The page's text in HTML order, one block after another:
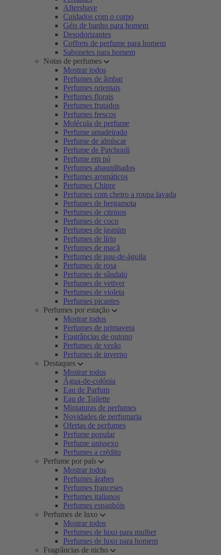
Aftershave
Cuidados com o corpo
Géis de banho para homem
Desodorizantes
Coffrets de perfume para homem
Sabonetes para homem
Notas de perfumes
Mostrar todos
Perfumes de âmbar
Perfumes orientais
Perfumes florais
Perfumes frutados
Perfumes frescos
Molécula de perfume
Perfume amadeirado
Perfume de almíscar
Perfume de Patchouli
Perfume em pó
Perfumes abaunilhados
Perfumes aromáticos
Perfumes Chipre
Perfumes com cheiro a roupa lavada
Perfumes de bergamota
Perfumes de citrinos
Perfumes de coco
Perfumes de jasmim
Perfumes de lírio
Perfumes de maçã
Perfumes de pau-de-águila
Perfumes de rosa
Perfumes de sândalo
Perfumes de vetiver
Perfumes de violeta
Perfumes picantes
Perfumes por estação
Mostrar todos
Perfumes de primavera
Fragrâncias de outono
Perfumes de verão
Perfumes de inverno
Destaques
Mostrar todos
Água-de-colónia
Eau de Parfum
Eau de Toilette
Miniaturas de perfumes
Novidades de perfumaria
Ofertas de perfumes
Perfume popular
Perfume unissexo
Perfumes a crédito
Perfume por país
Mostrar todos
Perfumes árabes
Perfumes franceses
Perfumes italianos
Perfumes espanhóis
Perfumes de luxo
Mostrar todos
Perfumes de luxo para mulher
Perfumes de luxo para homem
Fragrâncias de nicho